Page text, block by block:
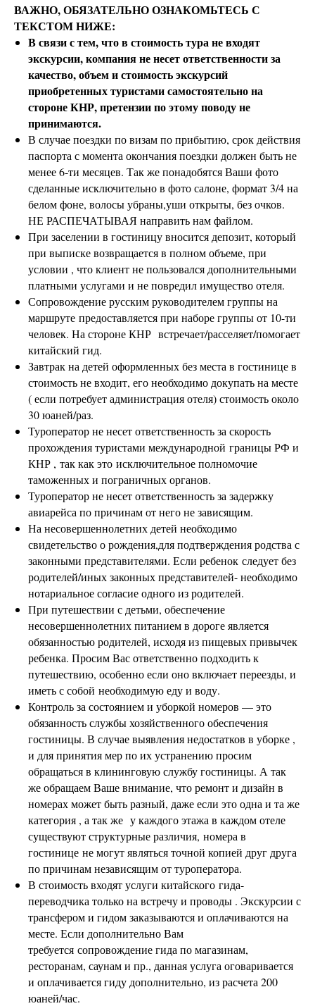
ВАЖНО, ОБЯЗАТЕЛЬНО ОЗНАКОМЬТЕСЬ С
ТЕКСТОМ НИЖЕ:
В связи с тем, что в стоимость тура не входят
экскурсии, компания не несет ответственности за
качество, объем и стоимость экскурсий
приобретенных туристами самостоятельно на
стороне КНР, претензии по этому поводу не
принимаются.
В случае поездки по визам по прибытию, срок действия
паспорта с момента окончания поездки должен быть не
менее 6-ти месяцев. Так же понадобятся Ваши фото
сделанные исключительно в фото салоне, формат 3/4 на
белом фоне, волосы убраны,уши открыты, без очков.
НЕ РАСПЕЧАТЫВАЯ направить нам файлом.
При заселении в гостиницу вносится депозит, который
при выписке возвращается в полном объеме, при
условии , что клиент не пользовался дополнительными
платными услугами и не повредил имущество отеля.
Сопровождение русским руководителем группы на
маршруте предоставляется при наборе группы от 10-ти
человек. На стороне КНР встречает/расселяет/помогает
китайский гид.
Завтрак на детей оформленных без места в гостинице в
стоимость не входит, его необходимо докупать на месте
( если потребует администрация отеля) стоимость около
30 юаней/раз.
Туроператор не несет ответственность за скорость
прохождения туристами международной границы РФ и
КНР , так как это исключительное полномочие
таможенных и пограничных органов.
Туроператор не несет ответственность за задержку
авиарейса по причинам от него не зависящим.
На несовершеннолетних детей необходимо
свидетельство о рождения,для подтверждения родства с
законными представителями. Если ребенок следует без
родителей/иных законных представителей- необходимо
нотариальное согласие одного из родителей.
При путешествии с детьми, обеспечение
несовершеннолетних питанием в дороге является
обязанностью родителей, исходя из пищевых привычек
ребенка. Просим Вас ответственно подходить к
путешествию, особенно если оно включает переезды, и
иметь с собой необходимую еду и воду.
Контроль за состоянием и уборкой номеров — это
обязанность службы хозяйственного обеспечения
гостиницы. В случае выявления недостатков в уборке ,
и для принятия мер по их устранению просим
обращаться в клининговую службу гостиницы. А так
же обращаем Ваше внимание, что ремонт и дизайн в
номерах может быть разный, даже если это одна и та же
категория , а так же у каждого этажа в каждом отеле
существуют структурные различия, номера в
гостинице не могут являться точной копией друг друга
по причинам независящим от туроператора.
В стоимость входят услуги китайского гида-
переводчика только на встречу и проводы . Экскурсии с
трансфером и гидом заказываются и оплачиваются на
месте. Если дополнительно Вам
требуется сопровождение гида по магазинам,
ресторанам, саунам и пр., данная услуга оговаривается
и оплачивается гиду дополнительно, из расчета 200
юаней/час.